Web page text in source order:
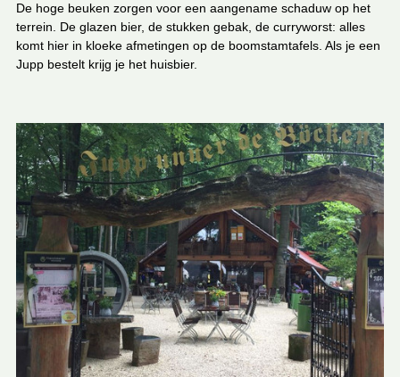
De hoge beuken zorgen voor een aangename schaduw op het
terrein. De glazen bier, de stukken gebak, de curryworst: alles
komt hier in kloeke afmetingen op de boomstamtafels. Als je een
Jupp bestelt krijg je het huisbier.